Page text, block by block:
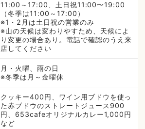
11:00～17:00、土日祝11:00〜19:00
（冬季は11:00～17:00）
※1・2月は土日祝の営業のみ
※山の天候は変わりやすため、天候によ
り変更の場合あり。電話で確認のうえ来
店してください
月・火曜、雨の日
※冬季は月～金曜休
クッキー400円、ワイン用ブドウを使っ
た赤ブドウのストレートジュース900
円、653cafeオリジナルカレー1,000円
など